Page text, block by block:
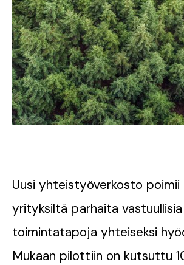
Uusi yhteistyöverkosto poimii
yrityksiltä parhaita vastuullisia
toimintatapoja yhteiseksi
Mukaan pilottiin on kutsuttu